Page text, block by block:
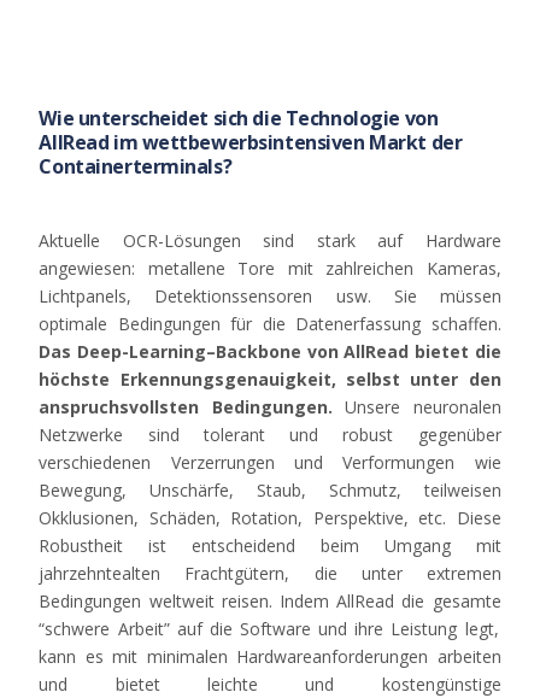
Wie unterscheidet sich die Technologie von
AllRead im wettbewerbsintensiven Markt der
Containerterminals?
Aktuelle OCR-Lösungen sind stark aufHardware
angewiesen: metallene Tore mit zahlreichen Kameras,
Lichtpanels, Detektionssensoren usw. Sie
müssen
optimale Bedingungen für die Datenerfassung schaffen.
Das Deep-Learning–Backbone von AllRead bietet die
höchste Erkennungsgenauigkeit, selbst unter den
anspruchsvollsten
Bedingungen. Unsere
neuronalen
Netzwerke
sind tolerant und robust
gegenüber
verschiedenen
Verzerrungen und Verformungen
wie
Bewegung,Unschärfe, Staub, Schmutz,teilweisen
Okklusionen, Schäden, Rotation, Perspektive, etc. Diese
Robustheit
ist entscheidend beim Umgang
mit
jahrzehntealten
Frachtgütern, die unterextremen
Bedingungen weltweit reisen. Indem AllRead die gesamte
“schwere Arbeit” aufdie Softwareund ihre Leistung legt,
kann esmit minimalen Hardwareanforderungen arbeiten
und
bietet leichte und
kostengünstige